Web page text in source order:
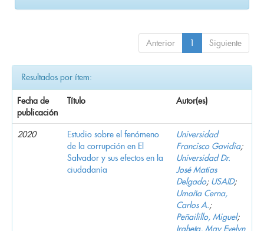
Anterior 1 Siguiente
Resultados por ítem:
Fecha de
publicación
Título Autor(es)
2020
Estudio sobre el fenómeno
de la corrupción en El
Salvador y sus efectos en la
ciudadanía
Universidad
Francisco Gavidia;
Universidad Dr.
José Matías
Delgado; USAID;
Umaña Cerna,
Carlos A.;
Peñailillo, Miguel;
Iraheta, May Evelyn